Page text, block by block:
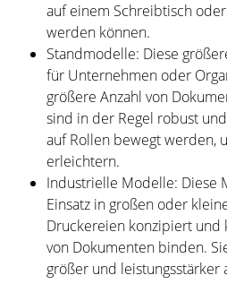
auf einem Schreibtisch
werden können.
Standmodelle: Diese
für Unternehmen oder
größere Anzahl von
sind in der Regel robust
auf Rollen bewegt werden,
erleichtern.
Industrielle Modelle: Diese
Einsatz in großen oder
Druckereien konzipiert und
von Dokumenten binden.
größer und leistungsstärker